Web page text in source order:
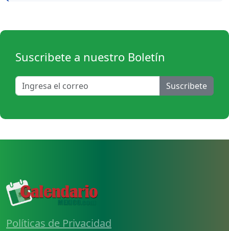
Suscribete a nuestro Boletín
Suscribete
Políticas de Privacidad